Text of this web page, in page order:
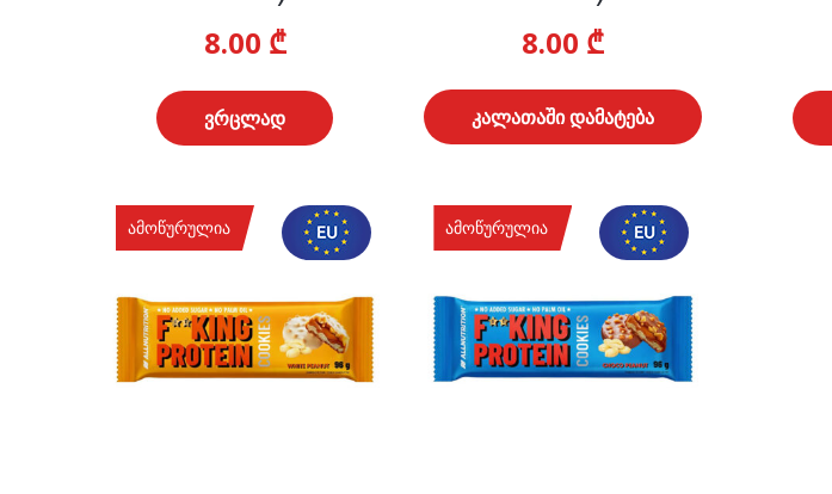
8.00 ₾
ვრცლად
8.00 ₾
კალათაში დამატება
ამოწურულია ამოწურულია